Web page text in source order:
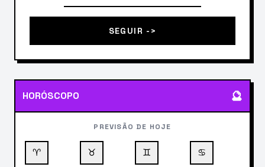
SEGUIR ->
HORÓSCOPO 🔮
PREVISÃO DE HOJE
♈ ♉ ♊ ♋